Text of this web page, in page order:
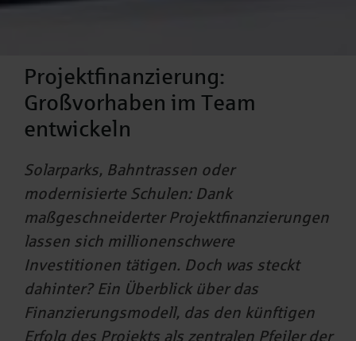
Projektfinanzierung:
Großvorhaben im Team
entwickeln
Solarparks, Bahntrassen oder
modernisierte Schulen: Dank
maßgeschneiderter Projektfinanzierungen
lassen sich millionenschwere
Investitionen tätigen. Doch was steckt
dahinter? Ein Überblick über das
Finanzierungsmodell, das den künftigen
Erfolg des Projekts als zentralen Pfeiler der